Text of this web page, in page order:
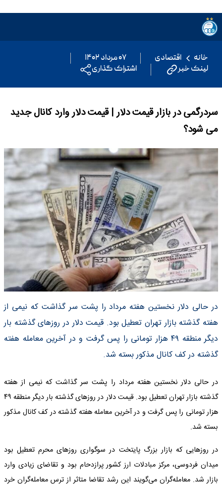
خانه اقتصادی
۰۷ مرداد ۱۴۰۲
لینک خبر
اشتراک گذاری
سردرگمی در بازار قیمت دلار | قیمت دلار وارد کانال جدید
می شود؟
در حالی دلار نخستین هفته مرداد را پشت سر گذاشت که نیمی از
هفته گذشته بازار تهران تعطیل بود. قیمت دلار در روزهای گذشته بار
دیگر منطقه ۴۹ هزار تومانی را پس‌ گرفت و در آخرین معامله هفته
گذشته در کف کانال مذکور بسته شد.
در حالی دلار نخستین هفته مرداد را پشت سر گذاشت که نیمی از هفته
گذشته بازار تهران تعطیل بود. قیمت دلار در روزهای گذشته بار دیگر منطقه ۴۹
هزار تومانی را پس‌ گرفت و در آخرین معامله هفته گذشته در کف کانال مذکور
بسته شد.
در روزهایی که بازار بزرگ پایتخت در سوگواری روزهای محرم تعطیل بود
میدان فردوسی، مرکز مبادلات ارز کشور پرازدحام بود و تقاضای زیادی وارد
بازار شد. معامله‌گران می‌گویند این رشد تقاضا متاثر از ترس معامله‌گران خرد